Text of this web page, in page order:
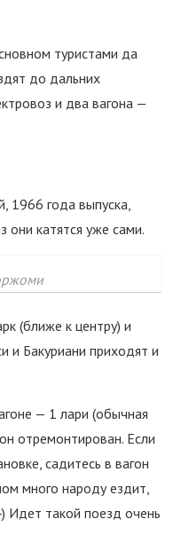
туристами да
до дальних
и два вагона —
1966 года выпуска,
они катятся уже сами.
(ближе к центру) и
и Бакуриани приходят и
— 1 лари (обычная
отремонтирован. Если
садитесь в вагон
много народу ездит,
Идет такой поезд очень